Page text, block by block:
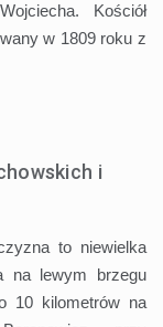
Kościół
w 1809 roku z
i
to niewielka
na lewym brzegu
10 kilometrów na